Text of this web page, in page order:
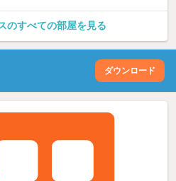
のすべての部屋を見る
ダウンロード